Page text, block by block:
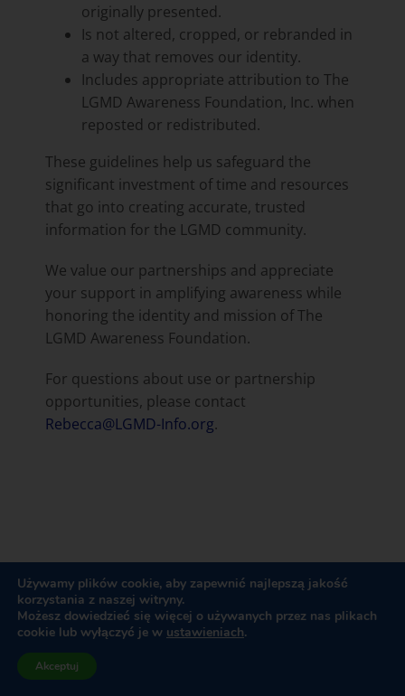
originally presented.
Is not altered, cropped, or rebranded in
a way that removes our identity.
Includes appropriate attribution to The
LGMD Awareness Foundation, Inc. when
reposted or redistributed.
These guidelines help us safeguard the
significant investment of time and resources
that go into creating accurate, trusted
information for the LGMD community.
We value our partnerships and appreciate
your support in amplifying awareness while
honoring the identity and mission of The
LGMD Awareness Foundation.
For questions about use or partnership
opportunities, please contact
Rebecca@LGMD-Info.org.
THANK YOU TO OUR 2026
LGMD AWARENESS DAY
SPONSORS
Używamy plików cookie, aby zapewnić najlepszą jakość
korzystania z naszej witryny.
Możesz dowiedzieć się więcej o używanych przez nas plikach
cookie lub wyłączyć je w ustawieniach.
Akceptuj